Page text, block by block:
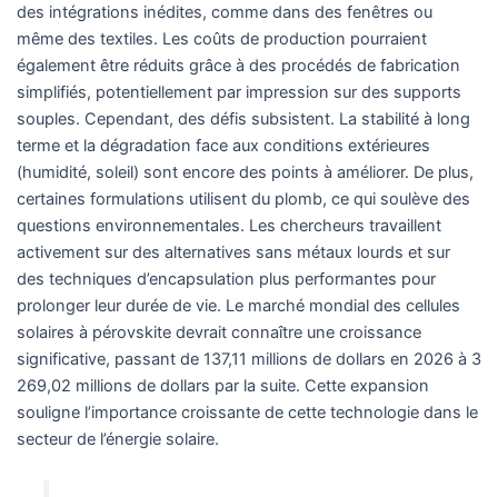
des intégrations inédites, comme dans des fenêtres ou
même des textiles. Les coûts de production pourraient
également être réduits grâce à des procédés de fabrication
simplifiés, potentiellement par impression sur des supports
souples. Cependant, des défis subsistent. La stabilité à long
terme et la dégradation face aux conditions extérieures
(humidité, soleil) sont encore des points à améliorer. De plus,
certaines formulations utilisent du plomb, ce qui soulève des
questions environnementales. Les chercheurs travaillent
activement sur des alternatives sans métaux lourds et sur
des techniques d’encapsulation plus performantes pour
prolonger leur durée de vie. Le marché mondial des cellules
solaires à pérovskite devrait connaître une croissance
significative, passant de 137,11 millions de dollars en 2026 à 3
269,02 millions de dollars par la suite. Cette expansion
souligne l’importance croissante de cette technologie dans le
secteur de l’énergie solaire.